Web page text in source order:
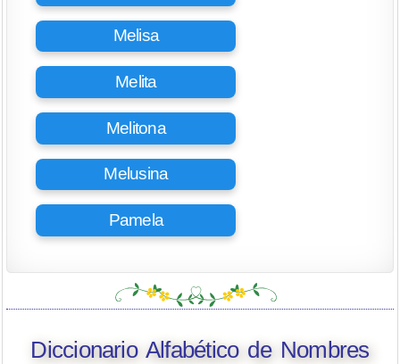
Melisa
Melita
Melitona
Melusina
Pamela
Diccionario Alfabético de Nombres